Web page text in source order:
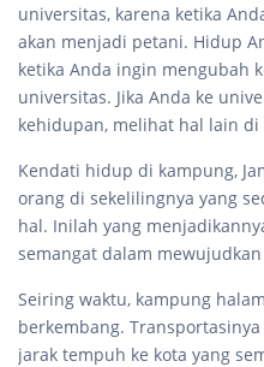
universitas, karena ketika
akan menjadi petani. Hidup
ketika Anda ingin mengubah
universitas. Jika Anda ke
kehidupan, melihat hal lain
Kendati hidup di kampung,
orang di sekelilingnya yang
hal. Inilah yang
semangat dalam
Seiring waktu, kampung
berkembang.
jarak tempuh ke kota yang